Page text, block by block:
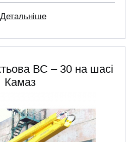
Детальніше
ВС – 30 на шасі
Камаз